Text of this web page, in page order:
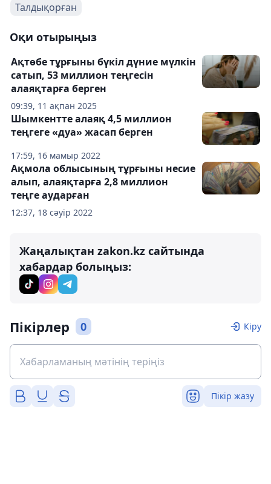
Талдықорған
Оқи отырыңыз
09:39, 11 ақпан 2025
Ақтөбе тұрғыны бүкіл дүние мүлкін
сатып, 53 миллион теңгесін
алаяқтарға берген
17:59, 16 мамыр 2022
Шымкентте алаяқ 4,5 миллион
теңгеге «дуа» жасап берген
12:37, 18 сәуір 2022
Ақмола облысының тұрғыны несие
алып, алаяқтарға 2,8 миллион
теңге аударған
Жаңалықтан zakon.kz сайтында
хабардар болыңыз:
Пікірлер 0 Кіру
Пікір жазу